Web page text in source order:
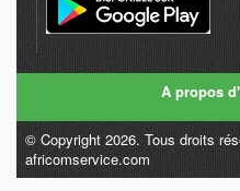
A propos
© Copyright 2026. Tous droits
africomservice.com